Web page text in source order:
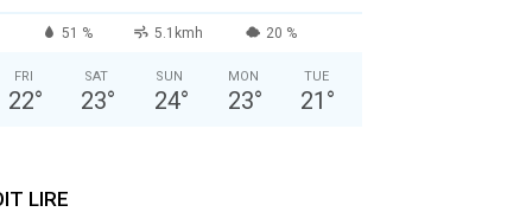
51 % 5.1kmh 20 %
FRI
22°
SAT
23°
SUN
24°
MON
23°
TUE
21 °
LIRE